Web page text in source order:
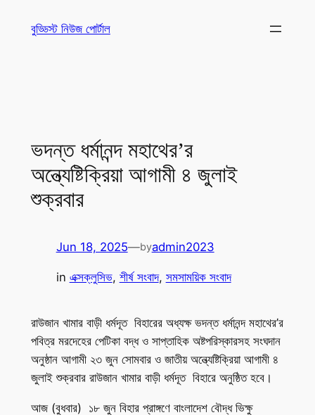
বুড্ডিস্ট নিউজ পোর্টাল
ভদন্ত ধর্মানন্দ মহাথের’র
অন্ত্যেষ্টিক্রিয়া আগামী ৪ জুলাই
শুক্রবার
Jun 18, 2025—byadmin2023
in এক্সক্লুসিভ, শীর্ষ সংবাদ, সমসাময়িক সংবাদ
রাউজান খামার বাড়ী ধর্মদূত বিহারের অধ্যক্ষ ভদন্ত ধর্মানন্দ মহাথের’র
পবিত্র মরদেহের পেটিকা বদ্ধ ও সাপ্তাহিক অষ্টপরিস্কারসহ সংঘদান
অনুষ্ঠান আগামী ২৩ জুন সোমবার ও জাতীয় অন্ত্যেষ্টিক্রিয়া আগামী ৪
জুলাই শুক্রবার রাউজান খামার বাড়ী ধর্মদূত বিহারে অনুষ্ঠিত হবে।
আজ (বুধবার) ১৮ জুন বিহার প্রাঙ্গণে বাংলাদেশ বৌদ্ধ ভিক্ষু